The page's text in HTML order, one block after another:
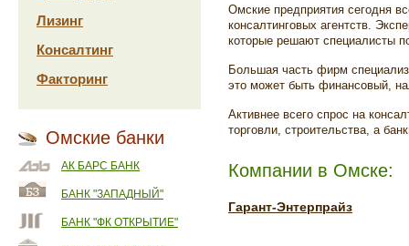
Лизинг
Консалтинг
Факторинг
Омские банки
АК БАРС БАНК
БАНК "ЗАПАДНЫЙ"
БАНК "ФК ОТКРЫТИЕ"
Омские предприятия сегодня
консалтинговых агентств.
которые решают специалисты
Большая часть фирм
это может быть финансовый,
Активнее всего спрос на
торговли, строительства, а
Компании в Омске:
Гарант-Энтерпрайз